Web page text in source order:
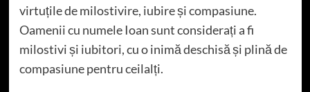
virtuțile de milostivire, iubire și compasiune.
Oamenii cu numele Ioan sunt considerați a fi
milostivi și iubitori, cu o inimă deschisă și plină de
compasiune pentru ceilalți.